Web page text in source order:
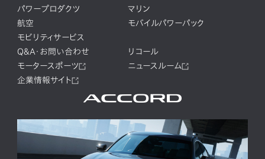
パワープロダクツ
マリン
航空
モバイルパワーパック
モビリティサービス
Q&A・お問い合わせ
リコール
モータースポーツ
ニュースルーム
企業情報サイト